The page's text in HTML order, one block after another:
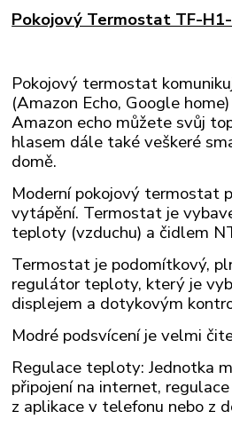
Pokojový Termostat TF-
Pokojový termostat
(Amazon Echo, Google
Amazon echo můžete svůj
hlasem dále také veškeré
domě.
Moderní pokojový termostat
vytápění. Termostat je
teploty (vzduchu) a čidlem
Termostat je podomítkový,
regulátor teploty, který je
displejem a dotykovým
Modré podsvícení je velmi
Regulace teploty: Jednotka
připojení na internet,
z aplikace v telefonu nebo z